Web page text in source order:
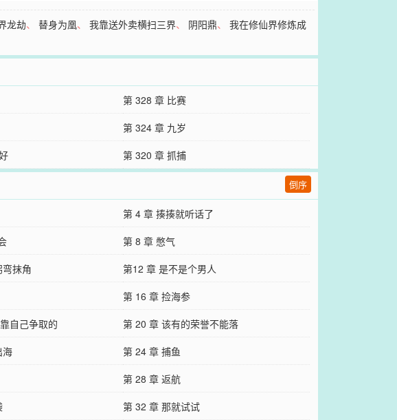
龙劫、替身为凰、我靠送外卖横扫三界、 阴阳鼎、我在修仙界修炼成
第 328 章 比赛
第 324 章 九岁
第 320 章 抓捕
倒序
第 4 章 揍揍就听话了
第 8 章 憋气
抹角
第12 章 是不是个男人
第 16 章 捡海参
自己争取的
第 20 章 该有的荣誉不能落
海
第 24 章 捕鱼
第 28 章 返航
第 32 章 那就试试